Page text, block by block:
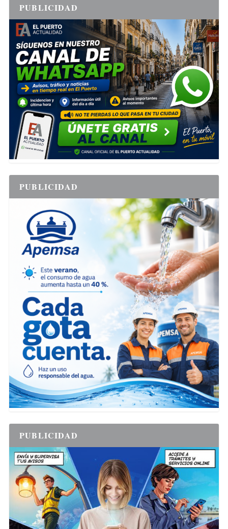
PUBLICIDAD
PUBLICIDAD
PUBLICIDAD